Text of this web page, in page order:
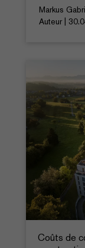
Markus
Auteur |
Coûts de